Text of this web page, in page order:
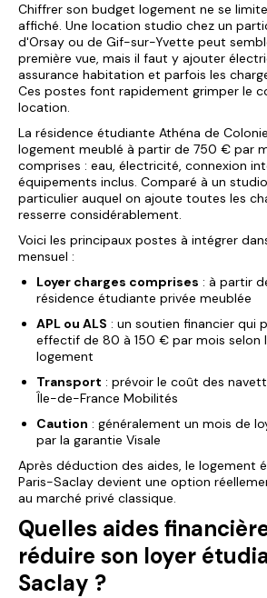
Chiffrer son budget logement ne se
affiché. Une location studio chez un
d'Orsay ou de Gif-sur-Yvette peut
première vue, mais il faut y ajouter
assurance habitation et parfois les
Ces postes font rapidement grimper le
location.
La résidence étudiante Athéna de
logement meublé à partir de 750 € par
comprises : eau, électricité, connexion
équipements inclus. Comparé à un
particulier auquel on ajoute toutes les
resserre considérablement.
Voici les principaux postes à intégrer
mensuel :
Loyer charges comprises : à partir
résidence étudiante privée meublée
APL ou ALS : un soutien financier qui
effectif de 80 à 150 € par mois selon
logement
Transport : prévoir le coût des
Île-de-France Mobilités
Caution : généralement un mois de
par la garantie Visale
Après déduction des aides, le logement
Paris-Saclay devient une option
au marché privé classique.
Quelles aides
réduire son loyer
Saclay ?